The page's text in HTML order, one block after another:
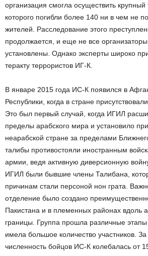
организация смогла осуществить крупный
которого погибли более 140 ни в чем не
жителей. Расследование этого
продолжается, и еще не все
установлены. Однако эксперты широко
теракту террористов ИГ-К.
В январе 2015 года ИС-К появился в
Республики, когда в стране
Это был первый случай, когда ИГИЛ
пределы арабского мира и установило
неарабской стране за пределами
талибы противостояли иностранным
армии, ведя активную диверсионную
ИГИЛ были бывшие члены Талибана,
причинам стали персоной нон грата.
отделение было создано
Пакистана и в племенных районах вдоль
границы. Группа прошла различные этапы
имела большое количество участников.
численность бойцов ИС-К колебалась от